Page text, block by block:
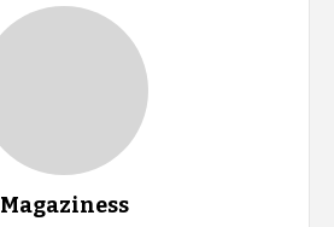
Magaziness